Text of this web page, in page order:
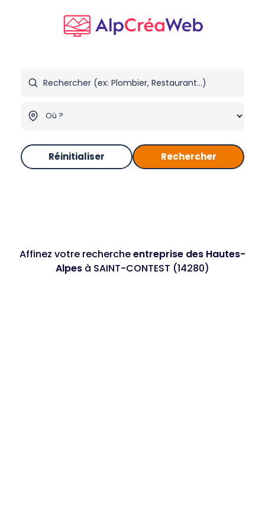
Réinitialiser Rechercher
Affinez votre rechercheentreprise des Hautes-
Alpes à SAINT-CONTEST (14280)